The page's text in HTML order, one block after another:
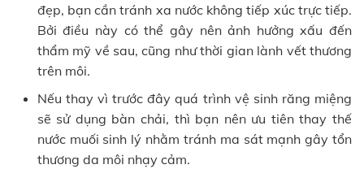
đẹp, bạn cần tránh xa nước không tiếp xúc trực tiếp.
Bởi điều này có thể gây nên ảnh hưởng xấu đến
thẩm mỹ về sau, cũng như thời gian lành vết thương
trên môi.
Nếu thay vì trước đây quá trình vệ sinh răng miệng
sẽ sử dụng bàn chải, thì bạn nên ưu tiên thay thế
nước muối sinh lý nhằm tránh ma sát mạnh gây tổn
thương da môi nhạy cảm.